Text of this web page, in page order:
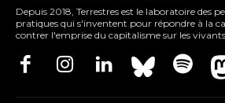
Depuis 2018, Terrestres est le laboratoire des
pratiques qui s'inventent pour répondre à la
contrer l'emprise du capitalisme sur les vivants.